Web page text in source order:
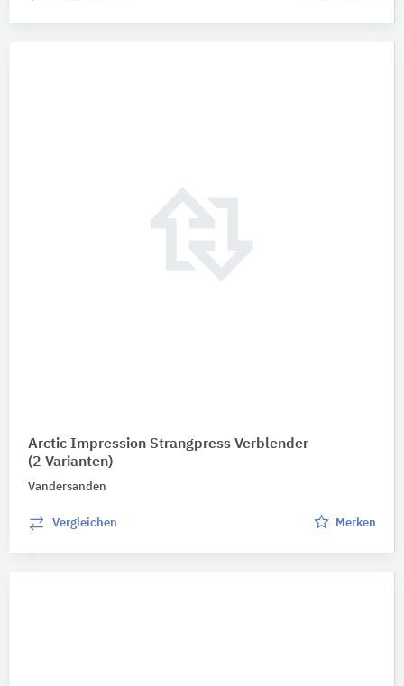
Arctic Impression Strangpress Verblender
(2 Varianten)
Vandersanden
Vergleichen Merken